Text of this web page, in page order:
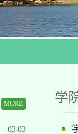
MORE
03-03
学